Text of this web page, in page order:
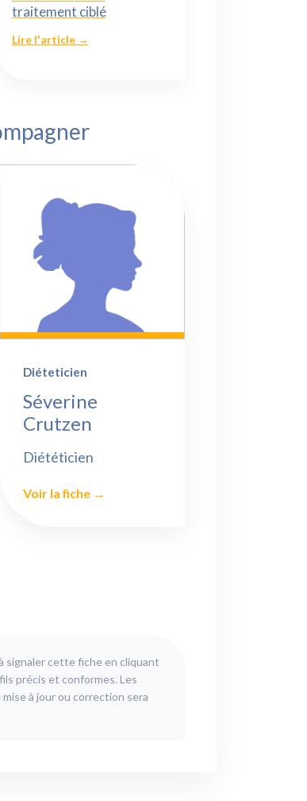
traitement ciblé
Lire l'article →
Diéteticien
Séverine
Crutzen
Diététicien
Voir la fiche →
signaler cette fiche en cliquant
précis et conformes. Les
à jour ou correction sera